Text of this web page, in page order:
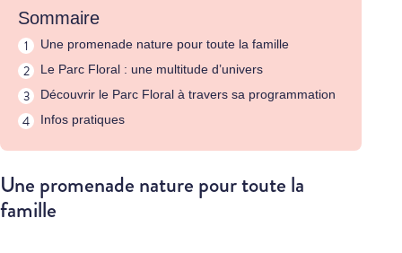
Sommaire
Une promenade nature pour toute la famille
Le Parc Floral : une multitude d’univers
Découvrir le Parc Floral à travers sa programmation
Infos pratiques
Une promenade nature pour toute la
famille